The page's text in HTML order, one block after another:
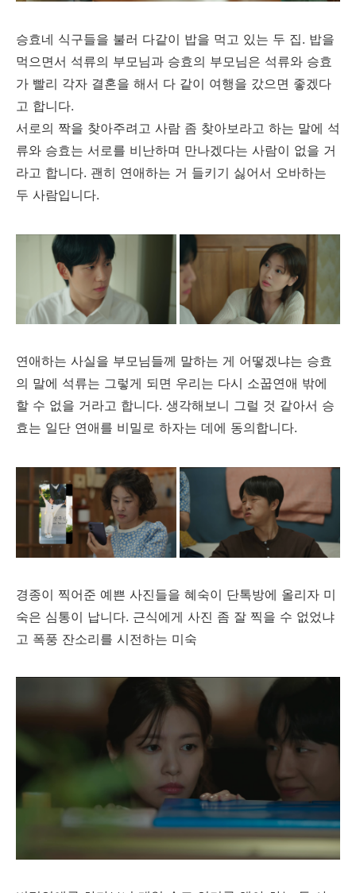
승효네 식구들을 불러 다같이 밥을 먹고 있는 두 집. 밥을
먹으면서 석류의 부모님과 승효의 부모님은 석류와 승효
가 빨리 각자 결혼을 해서 다 같이 여행을 갔으면 좋겠다
고 합니다.
서로의 짝을 찾아주려고 사람 좀 찾아보라고 하는 말에 석
류와 승효는 서로를 비난하며 만나겠다는 사람이 없을 거
라고 합니다. 괜히 연애하는 거 들키기 싫어서 오바하는
두 사람입니다.
연애하는 사실을 부모님들께 말하는 게 어떻겠냐는 승효
의 말에 석류는 그렇게 되면 우리는 다시 소꿉연애 밖에
할 수 없을 거라고 합니다. 생각해보니 그럴 것 같아서 승
효는 일단 연애를 비밀로 하자는 데에 동의합니다.
경종이 찍어준 예쁜 사진들을 혜숙이 단톡방에 올리자 미
숙은 심통이 납니다. 근식에게 사진 좀 잘 찍을 수 없었냐
고 폭풍 잔소리를 시전하는 미숙